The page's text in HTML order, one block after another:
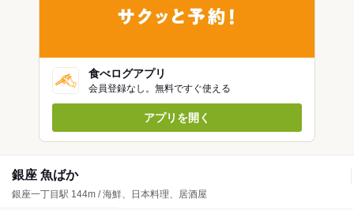
食べログアプリ
会員登録なし。無料ですぐ使える
アプリを開く
銀座 魚ばか
銀座一丁目駅 144m / 海鮮、日本料理、居酒屋